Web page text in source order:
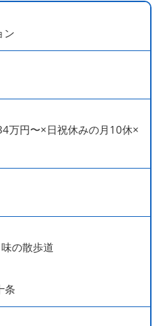
ン
万円〜×日祝休みの月10休×
の散歩道
条